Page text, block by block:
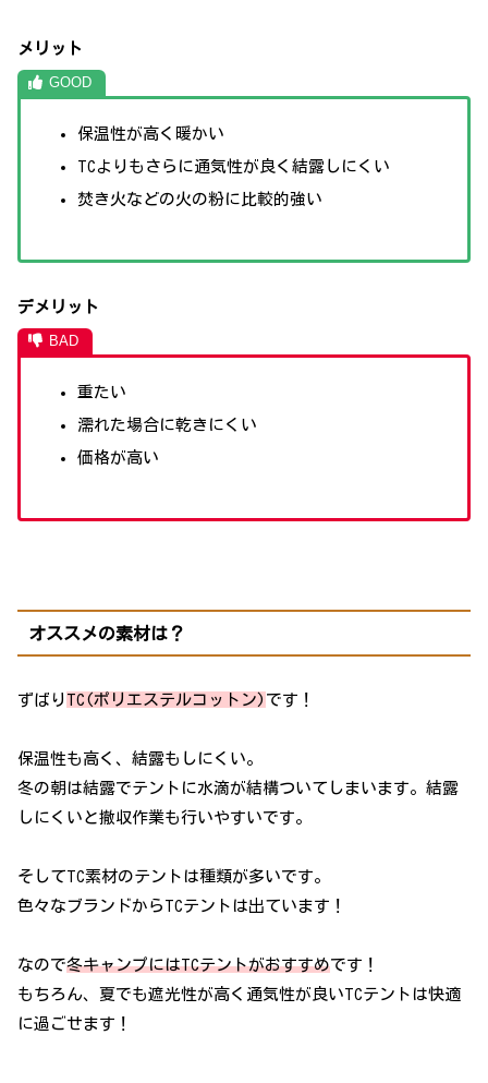
メリット
保温性が高く暖かい
TCよりもさらに通気性が良く結露しにくい
焚き火などの火の粉に比較的強い
デメリット
重たい
濡れた場合に乾きにくい
価格が高い
オススメの素材は？
ずばり TC(ポリエステルコットン) です！
保温性も高く、結露もしにくい。
冬の朝は結露でテントに水滴が結構ついてしまいます。結露
しにくいと撤収作業も行いやすいです。
そしてTC素材のテントは種類が多いです。
色々なブランドからTCテントは出ています！
なので冬キャンプにはTCテントがおすすめです！
もちろん、夏でも遮光性が高く通気性が良いTCテントは快適
に過ごせます！